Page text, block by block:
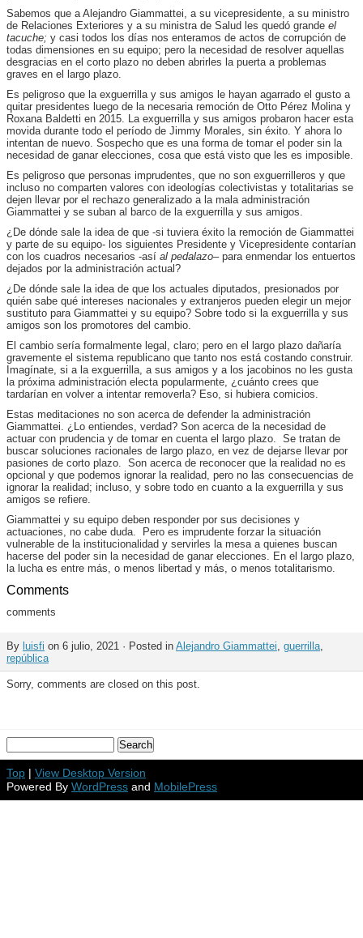
Sabemos que a Alejandro Giammattei, a su vicepresidente, a su ministro
de Relaciones Exteriores y a su ministra de Salud les quedó grande el
tacuche; y casi todos los días nos enteramos de actos de corrupción de
todas dimensiones en su equipo; pero la necesidad de resolver aquellas
desgracias en el corto plazo no deben abrirles la puerta a problemas
graves en el largo plazo.
Es peligroso que la exguerrilla y sus amigos le hayan agarrado el gusto a
quitar presidentes luego de la necesaria remoción de Otto Pérez Molina y
Roxana Baldetti en 2015. La exguerrilla y sus amigos probaron hacer esta
movida durante todo el período de Jimmy Morales, sin éxito. Y ahora lo
intentan de nuevo. Sospecho que es una forma de tomar el poder sin la
necesidad de ganar elecciones, cosa que está visto que les es imposible.
Es peligroso que personas imprudentes, que no son exguerrilleros y que
incluso no comparten valores con ideologías colectivistas y totalitarias se
dejen llevar por el rechazo generalizado a la mala administración
Giammattei y se suban al barco de la exguerrilla y sus amigos.
¿De dónde sale la idea de que -si tuviera éxito la remoción de Giammattei
y parte de su equipo- los siguientes Presidente y Vicepresidente contarían
con los cuadros necesarios -así al pedalazo– para enmendar los entuertos
dejados por la administración actual?
¿De dónde sale la idea de que los actuales diputados, presionados por
quién sabe qué intereses nacionales y extranjeros pueden elegir un mejor
sustituto para Giammattei y su equipo? Sobre todo si la exguerrilla y sus
amigos son los promotores del cambio.
El cambio sería formalmente legal, claro; pero en el largo plazo dañaría
gravemente el sistema republicano que tanto nos está costando construir.
Imagínate, si a la exguerrilla, a sus amigos y a los jacobinos no les gusta
la próxima administración electa popularmente, ¿cuánto crees que
tardarían en volver a intentar removerla? Eso, si hubiera comicios.
Estas meditaciones no son acerca de defender la administración
Giammattei. ¿Lo entiendes, verdad? Son acerca de la necesidad de
actuar con prudencia y de tomar en cuenta el largo plazo. Se tratan de
buscar soluciones racionales de largo plazo, en vez de dejarse llevar por
pasiones de corto plazo. Son acerca de reconocer que la realidad no es
opcional y que podemos ignorar la realidad, pero no las consecuencias de
ignorar la realidad; incluso, y sobre todo en cuanto a la exguerrilla y sus
amigos se refiere.
Giammattei y su equipo deben responder por sus decisiones y
actuaciones, no cabe duda. Pero es imprudente forzar la situación
vulnerable de la institucionalidad y servirles la mesa a quienes buscan
hacerse del poder sin la necesidad de ganar elecciones. En el largo plazo,
la lucha es entre más, o menos libertad y más, o menos totalitarismo.
Comments
comments
By luisfi on 6 julio, 2021 · Posted in Alejandro Giammattei guerrilla
república
Sorry, comments are closed on this post.
Top | View Desktop Version
Powered By WordPress and MobilePress